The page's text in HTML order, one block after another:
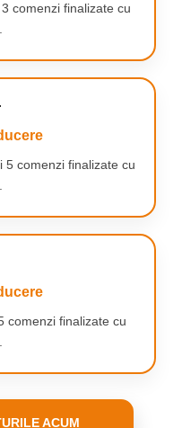
cu până la câteva zeci de
și crește confortul
comenzi finalizate cu
5 comenzi finalizate cu
comenzi finalizate cu
ACUM